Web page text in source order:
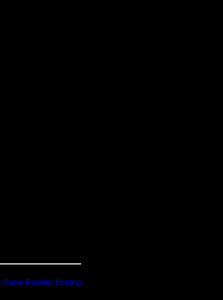
cPanel Reseller Hosting